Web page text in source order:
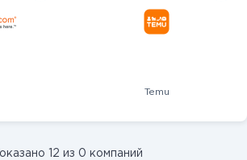
Temu
12 из 0 компаний